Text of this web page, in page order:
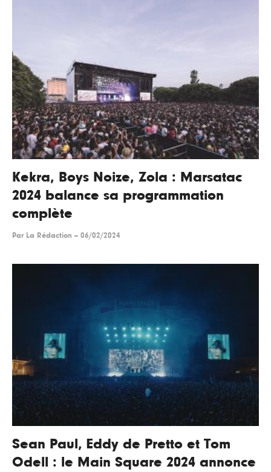
Kekra, Boys Noize, Zola : Marsatac
2024 balance sa programmation
complète
Par La Rédaction -- 06/02/2024
Sean Paul, Eddy de Pretto et Tom
Odell : le Main Square 2024 annonce